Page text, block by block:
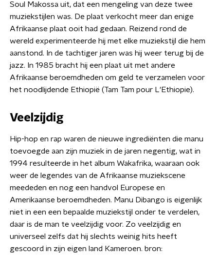
Soul Makossa uit, dat een mengeling van deze twee
muziekstijlen was. De plaat verkocht meer dan enige
Afrikaanse plaat ooit had gedaan. Reizend rond de
wereld experimenteerde hij met elke muziekstijl die hem
aanstond. In de tachtiger jaren was hij weer terug bij de
jazz. In 1985 bracht hij een plaat uit met andere
Afrikaanse beroemdheden om geld te verzamelen voor
het noodlijdende Ethiopië (Tam Tam pour L'Ethiopie).
Veelzijdig
Hip-hop en rap waren de nieuwe ingrediënten die manu
toevoegde aan zijn muziek in de jaren negentig, wat in
1994 resulteerde in het album Wakafrika, waaraan ook
weer de legendes van de Afrikaanse muziekscene
meededen en nog een handvol Europese en
Amerikaanse beroemdheden. Manu Dibango is eigenlijk
niet in een een bepaalde muziekstijl onder te verdelen,
daar is de man te veelzijdig voor. Zo veelzijdig en
universeel zelfs dat hij slechts weinig hits heeft
gescoord in zijn eigen land Kameroen. bron: